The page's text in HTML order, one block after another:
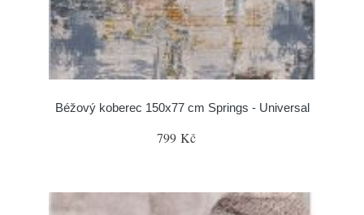
Béžový koberec 150x77 cm Springs - Universal
799 Kč